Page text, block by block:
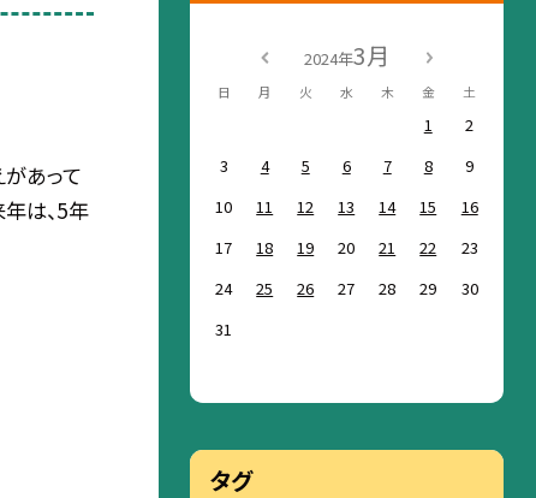
あって
年は、5年
2024年3月
日 月 火 水 木 金 土
1
2
3
4 5 6 7 8
9
10
11 12 13 14 15
16
17
18 19 20 21 22
23
24
25 26 27 28 29
30
31
タグ